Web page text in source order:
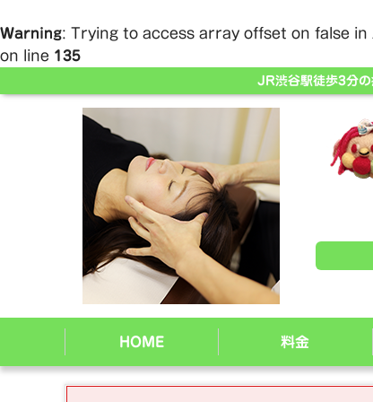
Warning: Trying to access array offset on false in
on line 135
JR渋谷駅徒歩3分の
HOME 料金